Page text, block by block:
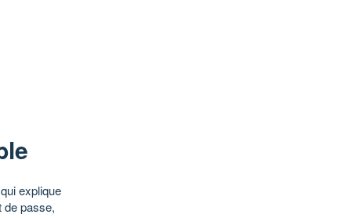
explique
de passe,